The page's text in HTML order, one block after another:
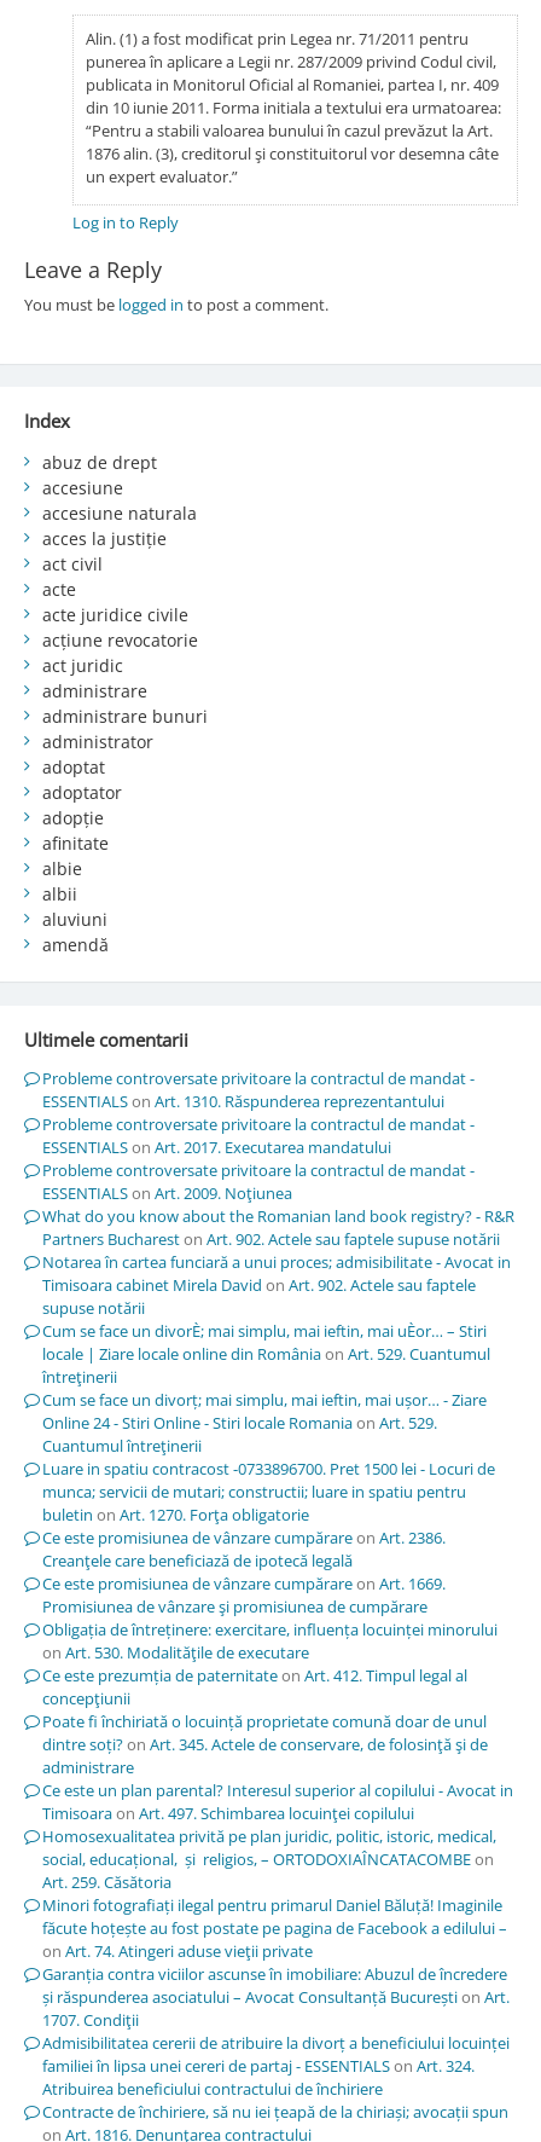
Alin. (1) a fost modificat prin Legea nr. 71/2011 pentru
punerea în aplicare a Legii nr. 287/2009 privind Codul civil,
publicata in Monitorul Oficial al Romaniei, partea I, nr. 409
din 10 iunie 2011. Forma initiala a textului era urmatoarea:
“Pentru a stabili valoarea bunului în cazul prevăzut la Art.
1876 alin. (3), creditorul şi constituitorul vor desemna câte
un expert evaluator.”
Log in to Reply
Leave a Reply
You must be logged in to post a comment.
Index
abuz de drept
accesiune
accesiune naturala
acces la justiție
act civil
acte
acte juridice civile
acțiune revocatorie
act juridic
administrare
administrare bunuri
administrator
adoptat
adoptator
adopție
afinitate
albie
albii
aluviuni
amendă
Ultimele comentarii
Probleme controversate privitoare la contractul de mandat -
ESSENTIALSon Art. 1310. Răspunderea reprezentantului
Probleme controversate privitoare la contractul de mandat -
ESSENTIALSon Art. 2017. Executarea mandatului
Probleme controversate privitoare la contractul de mandat -
ESSENTIALSon Art. 2009. Noţiunea
What do you know about the Romanian land book registry? - R&R
Partners Buchareston Art. 902. Actele sau faptele supuse notării
Notarea în cartea funciară a unui proces; admisibilitate - Avocat in
Timisoara cabinet Mirela David on Art. 902. Actele sau faptele
supuse notării
Cum se face un divorÈ; mai simplu, mai ieftin, mai uÈor… – Stiri
locale | Ziare locale online din Româniaon Art. 529. Cuantumul
întreţinerii
Cum se face un divorț; mai simplu, mai ieftin, mai ușor… - Ziare
Online 24 - Stiri Online - Stiri locale Romaniaon Art. 529.
Cuantumul întreţinerii
Luare in spatiu contracost -0733896700. Pret 1500 lei - Locuri de
munca; servicii de mutari; constructii; luare in spatiu pentru
buletin on Art. 1270. Forţa obligatorie
Ce este promisiunea de vânzare cumpărareon Art. 2386.
Creanţele care beneficiază de ipotecă legală
Ce este promisiunea de vânzare cumpărareon Art. 1669.
Promisiunea de vânzare şi promisiunea de cumpărare
Obligația de întreținere: exercitare, influența locuinței minorului
on Art. 530. Modalităţile de executare
Ce este prezumția de paternitateon Art. 412. Timpul legal al
concepţiunii
Poate fi închiriată o locuință proprietate comună doar de unul
dintre soți?on Art. 345. Actele de conservare, de folosinţă şi de
administrare
Ce este un plan parental? Interesul superior al copilului - Avocat in
Timisoaraon Art. 497. Schimbarea locuinţei copilului
Homosexualitatea privită pe plan juridic, politic, istoric, medical,
social, educațional, și religios, – ORTODOXIAÎNCATACOMBEon
Art. 259. Căsătoria
Minori fotografiați ilegal pentru primarul Daniel Băluță! Imaginile
făcute hoțește au fost postate pe pagina de Facebook a edilului –
on Art. 74. Atingeri aduse vieţii private
Garanția contra viciilor ascunse în imobiliare: Abuzul de încredere
și răspunderea asociatului – Avocat Consultanță Bucureștion Art.
1707. Condiţii
Admisibilitatea cererii de atribuire la divorț a beneficiului locuinței
familiei în lipsa unei cereri de partaj - ESSENTIALSon Art. 324.
Atribuirea beneficiului contractului de închiriere
Contracte de închiriere, să nu iei țeapă de la chiriași; avocații spun
on Art. 1816. Denunţarea contractului